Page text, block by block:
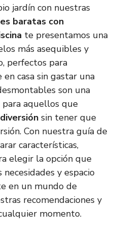
jardín con nuestras
baratas con
te presentamos una
más asequibles y
perfectos para
casa sin gastar una
son una
aquellos que
sin tener que
Con nuestra guía de
características,
elegir la opción que
y espacio
en un mundo de
recomendaciones y
momento.